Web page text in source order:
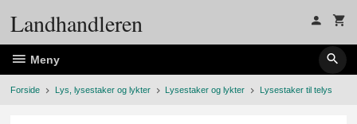
Landhandleren
Meny
Forside Lys, lysestaker og lykter Lysestaker og lykter Lysestaker til telys